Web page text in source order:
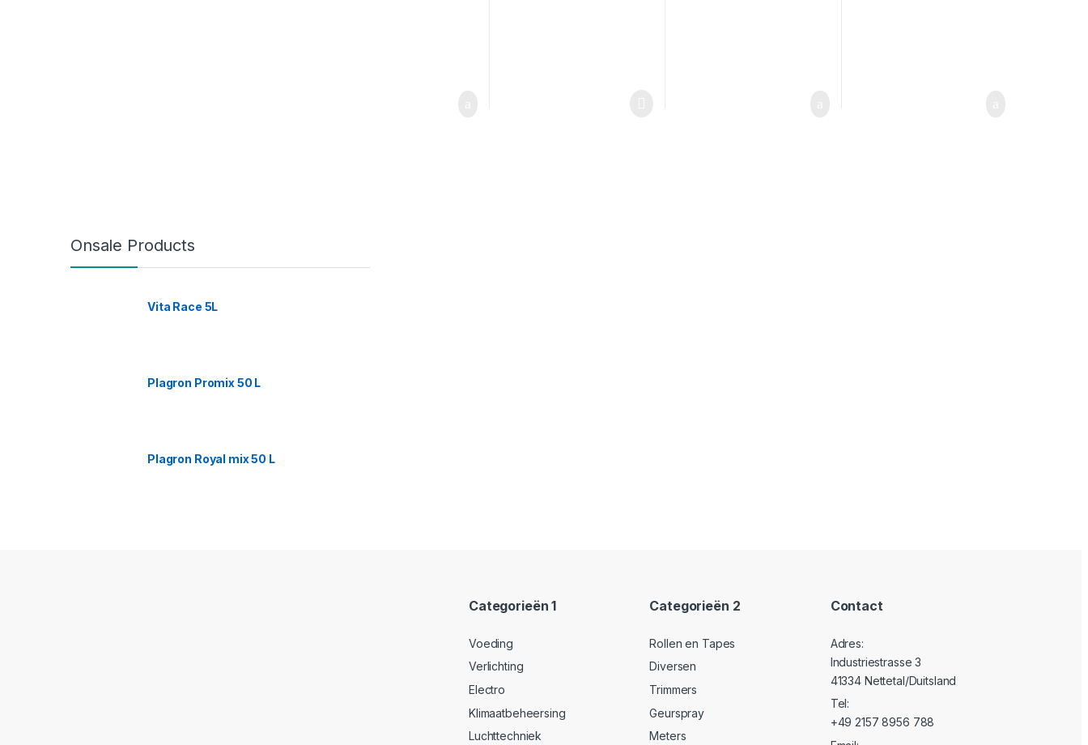
Onsale Products
Vita Race 5L
Plagron Promix 50 L
Plagron Royal mix 50 L
Categorieën 1
Voeding
Verlichting
Electro
Klimaatbeheersing
Luchttechniek
Categorieën 2
Rollen en Tapes
Diversen
Trimmers
Geurspray
Meters
Contact
Adres:
Industriestrasse 3
41334 Nettetal/Duitsland
Tel:
+49 2157 8956 788